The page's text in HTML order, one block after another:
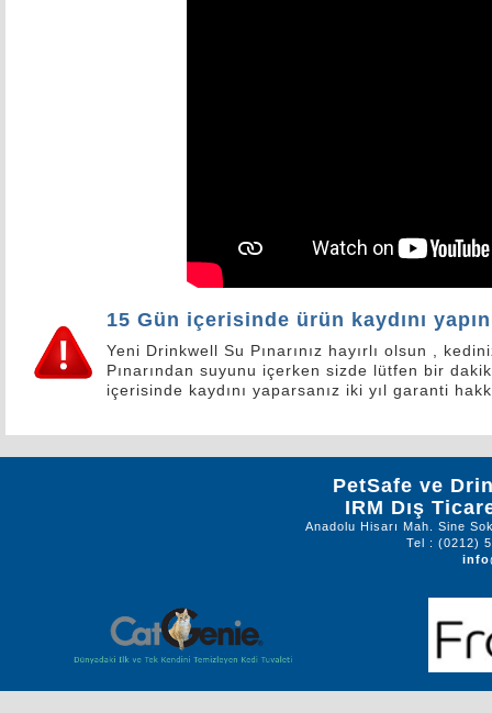
15 Gün içerisinde ürün kaydını
Yeni Drinkwell Su Pınarınız hayırlı olsun ,
Pınarından suyunu içerken sizde lütfen bir
içerisinde kaydını yaparsanız iki yıl garanti
PetSafe ve
IRM Dış
Anadolu Hisarı Mah. Sine
Tel : (0212)